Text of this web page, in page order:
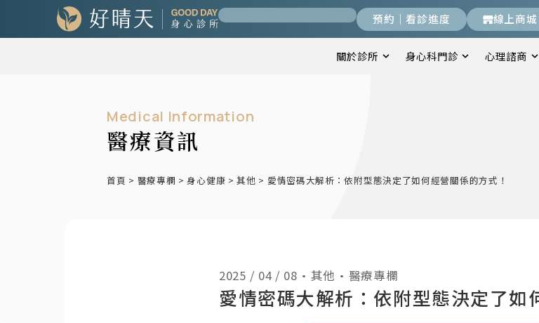
預約｜看診進度 線上商城
關於診所 身心科門診 心理諮商
Medical Information
醫療資訊
首頁 > 醫療專欄 >身心健康 >其他 > 愛情密碼大解析：依附型態決定了如何經營關係的方式！
2025 / 04 / 08 • 其他 • 醫療專欄
愛情密碼大解析：依附型態決定了如